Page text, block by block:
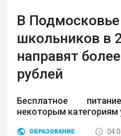
В
школьников в
направят
рублей
Бесплатное
некоторым категориям
ОБРАЗОВАНИЕ